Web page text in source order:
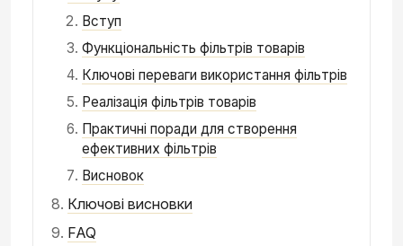
Вступ
Функціональність фільтрів товарів
Ключові переваги використання фільтрів
Реалізація фільтрів товарів
Практичні поради для створення
ефективних фільтрів
Висновок
Ключові висновки
FAQ